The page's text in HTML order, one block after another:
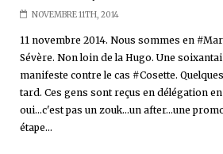
NOVEMBRE 11TH, 2014
11 novembre 2014. Nous sommes en
Sévère. Non loin de la Hugo. Une
manifeste contre le cas #Cosette.
tard. Ces gens sont reçus en délégation
oui...c'est pas un zouk...un after...une
étape...